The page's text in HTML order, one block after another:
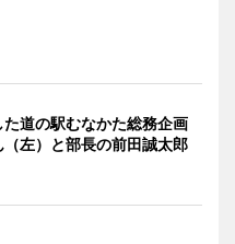
道の駅むなかた総務企画
左）と部長の前田誠太郎